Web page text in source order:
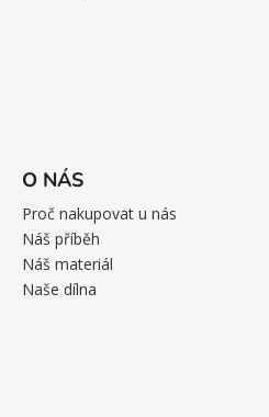
O NÁS
Proč nakupovat u nás
Náš příběh
Náš materiál
Naše dílna